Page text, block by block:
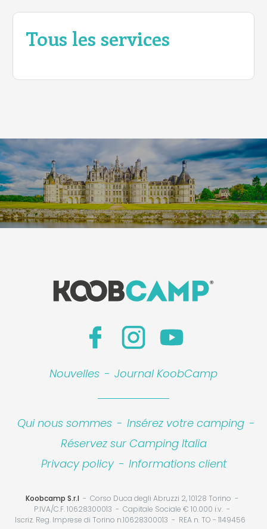
Tous les services
Nouvelles - Journal KoobCamp
Qui nous sommes - Insérez votre camping -
Réservez sur Camping Italia
Privacy policy - Informations client
Koobcamp S.r.l
Corso Duca degli Abruzzi 2, 10128 Torino
P.IVA/C.F. 10628300013
Capitale Sociale € 10.000 i.v.
Iscriz. Reg. Imprese di Torino n.10628300013
REA n. TO - 1149456